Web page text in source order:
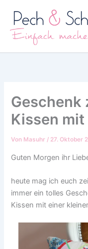
Inhalt
springen
Geschenk
Kissen mit
Von Masuhr / 27. Oktober
Guten Morgen ihr
heute mag ich euch
immer ein tolles
Kissen mit einer